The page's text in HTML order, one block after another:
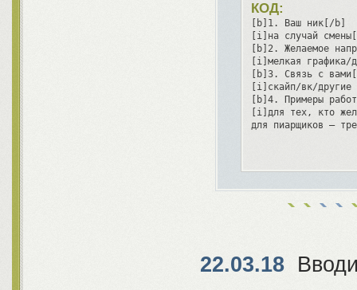
КОД:
[b]1. Ваш ник[/b]
[i]на случай
[b]2. Желаемое
[i]мелкая
[b]3. Связь с
[i]скайп/вк/другие
[b]4. Примеры
[i]для тех, кто
для пиарщиков —
22.03.18